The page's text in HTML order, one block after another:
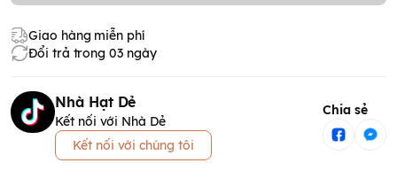
Giao hàng miễn phí
Đổi trả trong 03 ngày
Nhà Hạt Dẻ
Kết nối với Nhà Dẻ
Kết nối với chúng tôi
Chia sẻ